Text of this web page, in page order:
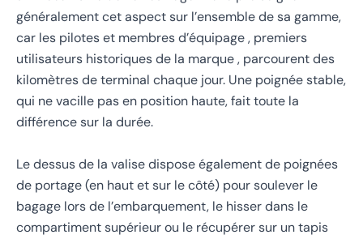
généralement cet aspect sur l’ensemble de sa gamme,
car les pilotes et membres d’équipage , premiers
utilisateurs historiques de la marque , parcourent des
kilomètres de terminal chaque jour. Une poignée stable,
qui ne vacille pas en position haute, fait toute la
différence sur la durée.
Le dessus de la valise dispose également de poignées
de portage (en haut et sur le côté) pour soulever le
bagage lors de l’embarquement, le hisser dans le
compartiment supérieur ou le récupérer sur un tapis